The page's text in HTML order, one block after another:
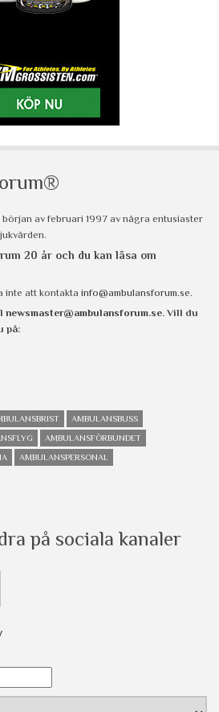
av februari 1997 av några entusiaster
20 år och du kan läsa om
inte att kontakta info@ambulansforum.se.
newsmaster@ambulansforum.se. Vill du
på:
AMBULANSBUSS
AMBULANSFÖRBUNDET
AMBULANSPERSONAL
på sociala kanaler